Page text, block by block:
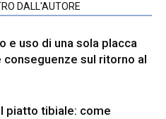
DALL'AUTORE
e uso di una sola placca
conseguenze sul ritorno al
piatto tibiale: come